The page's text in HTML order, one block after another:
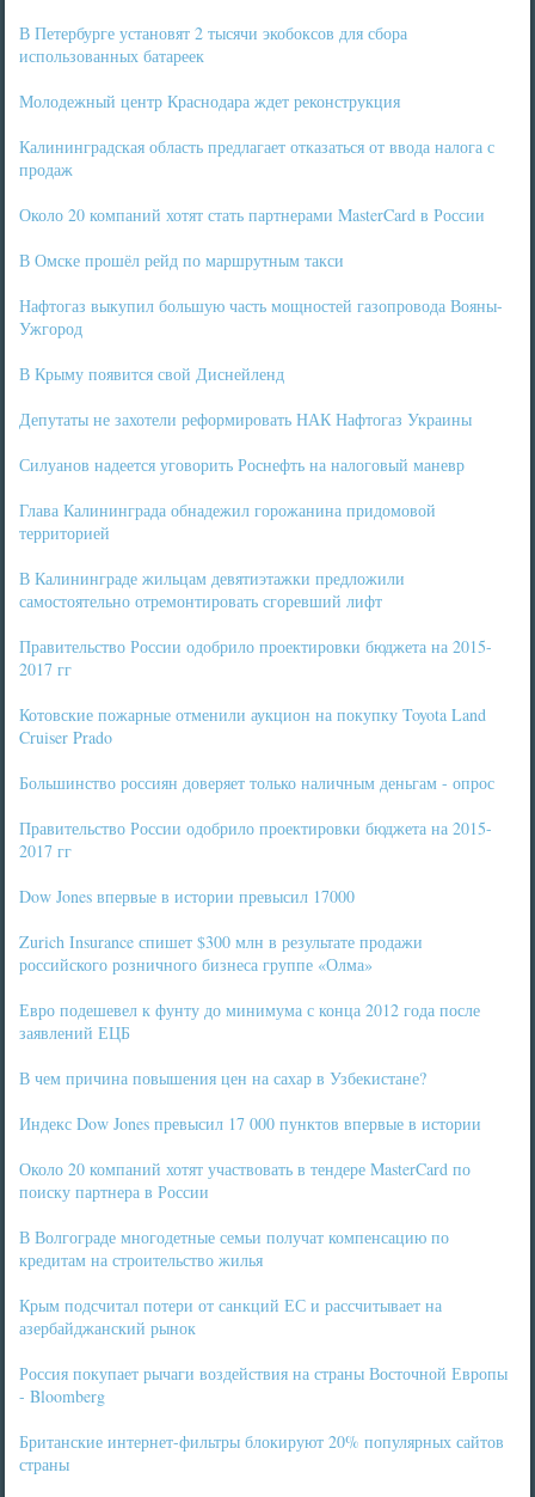
В Петербурге установят 2 тысячи экобоксов для сбора
использованных батареек
Молодежный центр Краснодара ждет реконструкция
Калининградская область предлагает отказаться от ввода налога с
продаж
Около 20 компаний хотят стать партнерами MasterCard в России
В Омске прошёл рейд по маршрутным такси
Нафтогаз выкупил большую часть мощностей газопровода Вояны-
Ужгород
В Крыму появится свой Диснейленд
Депутаты не захотели реформировать НАК Нафтогаз Украины
Силуанов надеется уговорить Роснефть на налоговый маневр
Глава Калининграда обнадежил горожанина придомовой
территорией
В Калининграде жильцам девятиэтажки предложили
самостоятельно отремонтировать сгоревший лифт
Правительство России одобрило проектировки бюджета на 2015-
2017 гг
Котовские пожарные отменили аукцион на покупку Toyota Land
Cruiser Prado
Большинство россиян доверяет только наличным деньгам - опрос
Правительство России одобрило проектировки бюджета на 2015-
2017 гг
Dow Jones впервые в истории превысил 17000
Zurich Insurance спишет $300 млн в результате продажи
российского розничного бизнеса группе «Олма»
Евро подешевел к фунту до минимума с конца 2012 года после
заявлений ЕЦБ
В чем причина повышения цен на сахар в Узбекистане?
Индекс Dow Jones превысил 17 000 пунктов впервые в истории
Около 20 компаний хотят участвовать в тендере MasterCard по
поиску партнера в России
В Волгограде многодетные семьи получат компенсацию по
кредитам на строительство жилья
Крым подсчитал потери от санкций ЕС и рассчитывает на
азербайджанский рынок
Россия покупает рычаги воздействия на страны Восточной Европы
- Bloomberg
Британские интернет-фильтры блокируют 20% популярных сайтов
страны